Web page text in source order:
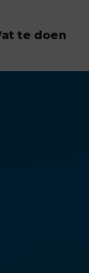
te doen